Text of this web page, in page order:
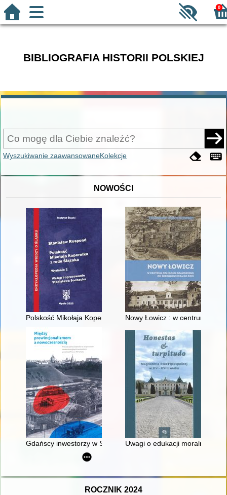
0
BIBLIOGRAFIA HISTORII POLSKIEJ
Wyszukiwanie zaawansowaneKolekcje
NOWOŚCI
Polskość Mikołaja Kopernika z rodu ŚlązakaNowy Łowicz : w centrum
Gdańscy inwestorzy w Sopocie : prestiż finansowy i
Uwagi o edukacji moralnej
ROCZNIK 2024